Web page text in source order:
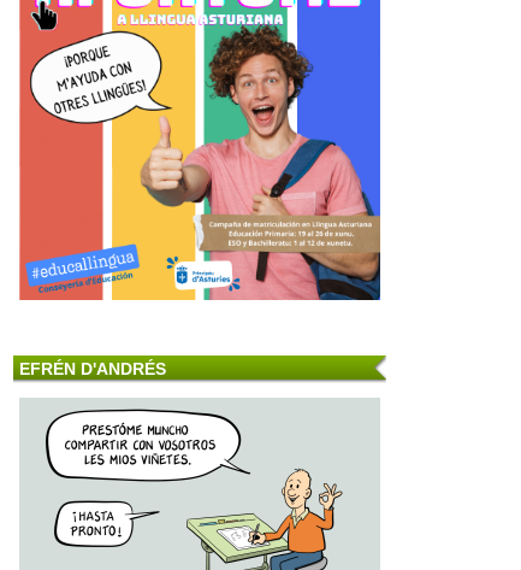
EFRÉN D'ANDRÉS